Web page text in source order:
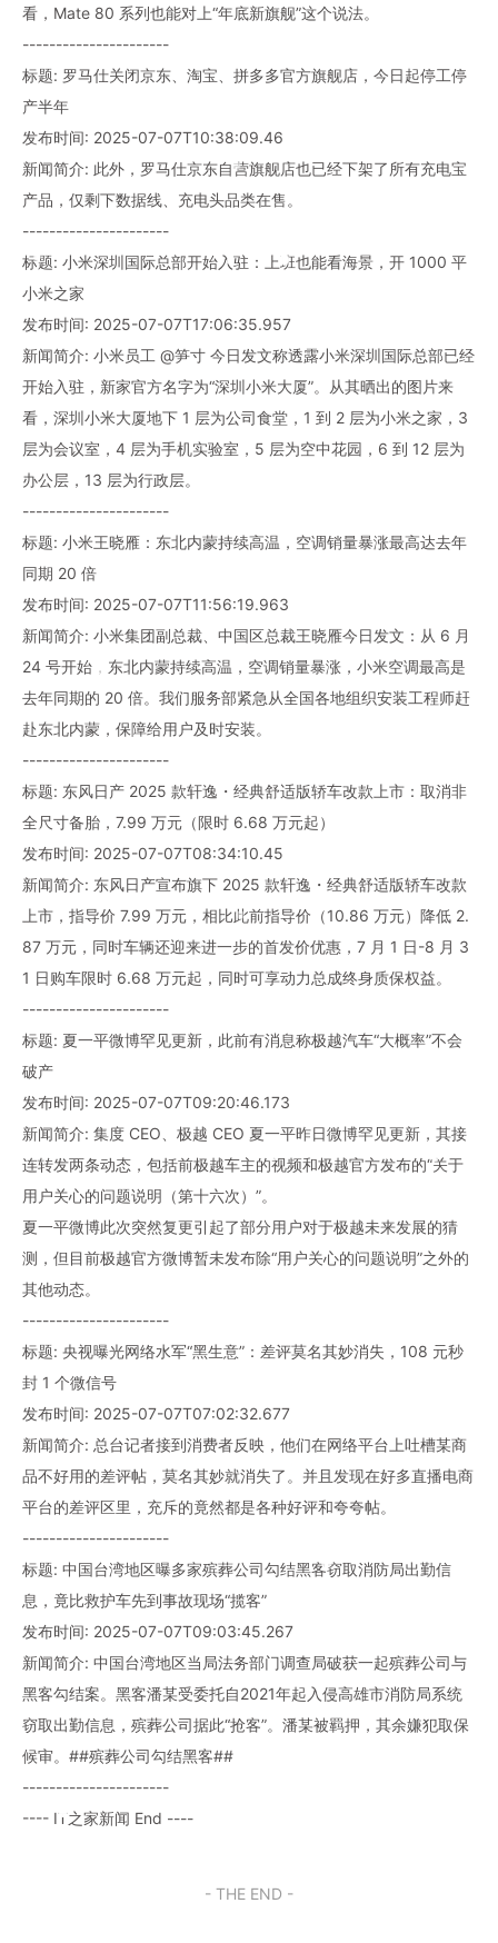
看，Mate 80 系列也能对上“年底新旗舰”这个说法。
----------------------
标题: 罗马仕关闭京东、淘宝、拼多多官方旗舰店，今日起停工停
产半年
发布时间: 2025-07-07T10:38:09.46
新闻简介: 此外，罗马仕京东自营旗舰店也已经下架了所有充电宝
产品，仅剩下数据线、充电头品类在售。
----------------------
标题: 小米深圳国际总部开始入驻：上班也能看海景，开 1000 平
小米之家
发布时间: 2025-07-07T17:06:35.957
新闻简介: 小米员工 @笋寸 今日发文称透露小米深圳国际总部已经
开始入驻，新家官方名字为“深圳小米大厦”。从其晒出的图片来
看，深圳小米大厦地下 1 层为公司食堂，1 到 2 层为小米之家，3
层为会议室，4 层为手机实验室，5 层为空中花园，6 到 12 层为
办公层，13 层为行政层。
----------------------
标题: 小米王晓雁：东北内蒙持续高温，空调销量暴涨最高达去年
同期 20 倍
发布时间: 2025-07-07T11:56:19.963
新闻简介: 小米集团副总裁、中国区总裁王晓雁今日发文：从 6 月
24 号开始，东北内蒙持续高温，空调销量暴涨，小米空调最高是
去年同期的 20 倍。我们服务部紧急从全国各地组织安装工程师赶
赴东北内蒙，保障给用户及时安装。
----------------------
标题: 东风日产 2025 款轩逸・经典舒适版轿车改款上市：取消非
全尺寸备胎，7.99 万元（限时 6.68 万元起）
发布时间: 2025-07-07T08:34:10.45
新闻简介: 东风日产宣布旗下 2025 款轩逸・经典舒适版轿车改款
上市，指导价 7.99 万元，相比此前指导价（10.86 万元）降低 2.
87 万元，同时车辆还迎来进一步的首发价优惠，7 月 1 日-8 月 3
1 日购车限时 6.68 万元起，同时可享动力总成终身质保权益。
----------------------
标题: 夏一平微博罕见更新，此前有消息称极越汽车“大概率”不会
破产
发布时间: 2025-07-07T09:20:46.173
新闻简介: 集度 CEO、极越 CEO 夏一平昨日微博罕见更新，其接
连转发两条动态，包括前极越车主的视频和极越官方发布的“关于
用户关心的问题说明（第十六次）”。
夏一平微博此次突然复更引起了部分用户对于极越未来发展的猜
测，但目前极越官方微博暂未发布除“用户关心的问题说明”之外的
其他动态。
----------------------
标题: 央视曝光网络水军“黑生意”：差评莫名其妙消失，108 元秒
封 1 个微信号
发布时间: 2025-07-07T07:02:32.677
新闻简介: 总台记者接到消费者反映，他们在网络平台上吐槽某商
品不好用的差评帖，莫名其妙就消失了。并且发现在好多直播电商
平台的差评区里，充斥的竟然都是各种好评和夸夸帖。
----------------------
标题: 中国台湾地区曝多家殡葬公司勾结黑客窃取消防局出勤信
息，竟比救护车先到事故现场“揽客”
发布时间: 2025-07-07T09:03:45.267
新闻简介: 中国台湾地区当局法务部门调查局破获一起殡葬公司与
黑客勾结案。黑客潘某受委托自2021年起入侵高雄市消防局系统
窃取出勤信息，殡葬公司据此“抢客”。潘某被羁押，其余嫌犯取保
候审。##殡葬公司勾结黑客##
----------------------
---- IT之家新闻 End ----
- THE END -